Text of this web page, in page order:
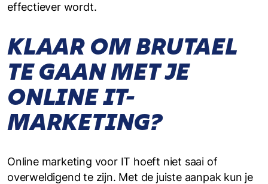
effectiever wordt.
KLAAR OM BRUTAEL
TE GAAN MET JE
ONLINE IT-
MARKETING?
Online marketing voor IT hoeft niet saai of
overweldigend te zijn. Met de juiste aanpak kun je